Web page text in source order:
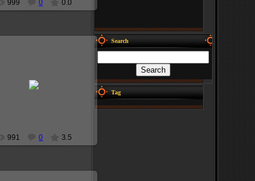
999 0 0.0
991 0 3.5
Search
Tag